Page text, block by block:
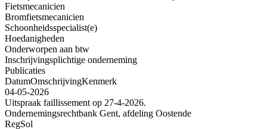
Fietsmecanicien
Bromfietsmecanicien
Schoonheidsspecialist(e)
Hoedanigheden
Onderworpen aan btw
Inschrijvingsplichtige onderneming
Publicaties
DatumOmschrijvingKenmerk
04-05-2026
Uitspraak faillissement op 27-4-2026.
Ondernemingsrechtbank Gent, afdeling Oostende
RegSol